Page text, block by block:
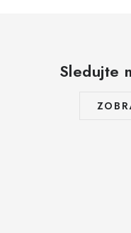
Sledujte